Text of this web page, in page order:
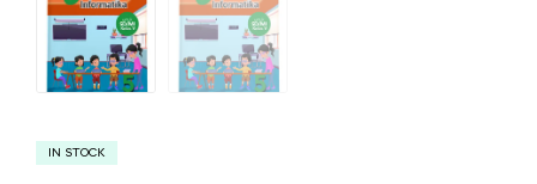
IN STOCK